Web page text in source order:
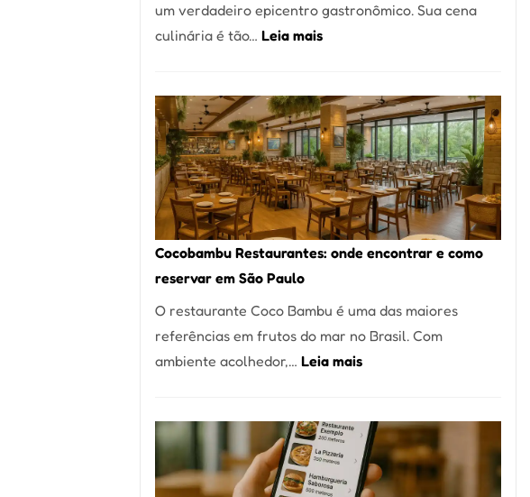
na
Vila
um verdadeiro epicentro gastronômico. Sua cena
culinária é tão… Leia mais:
Melhores
Restaurantes
em
São
Paulo:
Um
Guia
para
a
Alta
Cocobambu Restaurantes: onde encontrar e como
reservar em São Paulo
O restaurante Coco Bambu é uma das maiores
referências em frutos do mar no Brasil. Com
ambiente acolhedor,… Leia mais:
onde
encontrar
e